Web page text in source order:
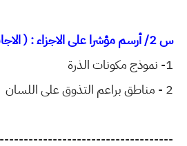
س 2/ أرسم مؤشرا على الاجزاء : ( الاجابة عن واحد) : ( 20 د)
1- نموذج مكونات الذرة
2 - مناطق براعم التذوق على اللسان